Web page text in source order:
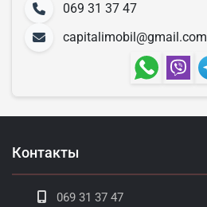
069 31 37 47
capitalimobil@gmail.com
Контакты
069 31 37 47